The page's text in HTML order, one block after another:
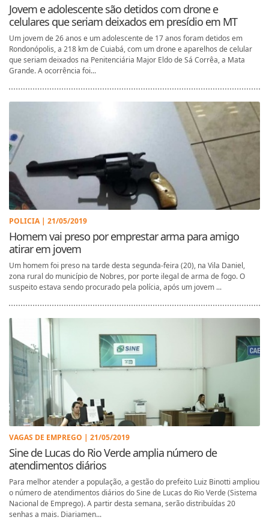
Jovem e adolescente são detidos com drone e
celulares que seriam deixados em presídio em MT
Um jovem de 26 anos e um adolescente de 17 anos foram detidos em
Rondonópolis, a 218 km de Cuiabá, com um drone e aparelhos de celular
que seriam deixados na Penitenciária Major Eldo de Sá Corrêa, a Mata
Grande. A ocorrência foi...
POLICIA | 21/05/2019
Homem vai preso por emprestar arma para amigo
atirar em jovem
Um homem foi preso na tarde desta segunda-feira (20), na Vila Daniel,
zona rural do município de Nobres, por porte ilegal de arma de fogo. O
suspeito estava sendo procurado pela polícia, após um jovem ...
VAGAS DE EMPREGO | 21/05/2019
Sine de Lucas do Rio Verde amplia número de
atendimentos diários
Para melhor atender a população, a gestão do prefeito Luiz Binotti ampliou
o número de atendimentos diários do Sine de Lucas do Rio Verde (Sistema
Nacional de Emprego). A partir desta semana, serão distribuídas 20
senhas a mais. Diariamen...